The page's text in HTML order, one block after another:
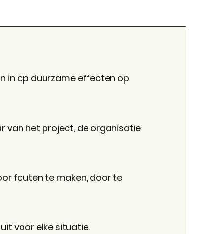
in op duurzame effecten op
van het project, de organisatie
fouten te maken, door te
voor elke situatie.